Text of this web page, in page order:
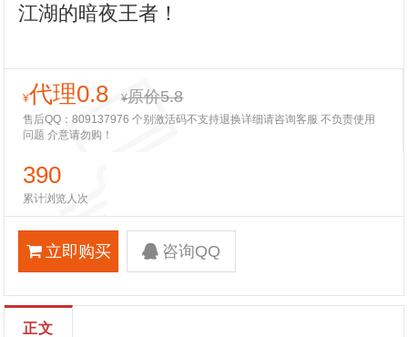
江湖的暗夜王者！
¥代理0.8 ¥原价5.8
售后QQ：809137976 个别激活码不支持退换详细请咨询客服 不负责使用
问题 介意请勿购！
390
累计浏览人次
立即购买 咨询QQ
正文